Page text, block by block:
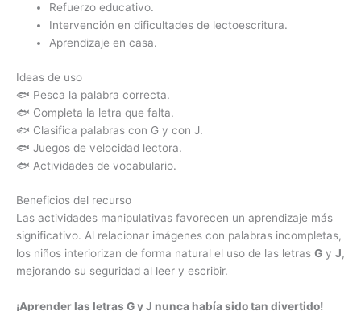
Refuerzo educativo.
Intervención en dificultades de lectoescritura.
Aprendizaje en casa.
Ideas de uso
🐟 Pesca la palabra correcta.
🐟 Completa la letra que falta.
🐟 Clasifica palabras con G y con J.
🐟 Juegos de velocidad lectora.
🐟 Actividades de vocabulario.
Beneficios del recurso
Las actividades manipulativas favorecen un aprendizaje más
significativo. Al relacionar imágenes con palabras incompletas,
los niños interiorizan de forma natural el uso de las letras G y J,
mejorando su seguridad al leer y escribir.
¡Aprender las letras G y J nunca había sido tan divertido!